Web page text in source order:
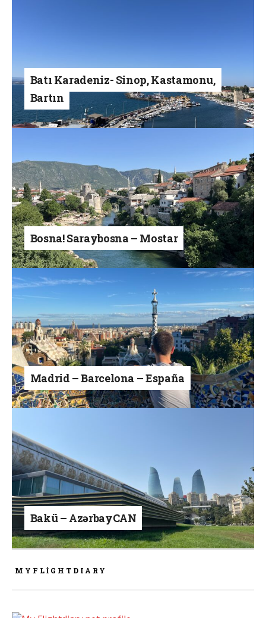
Batı Karadeniz- Sinop, Kastamonu,
Bartın
Bosna! Saraybosna – Mostar
Madrid – Barcelona – España
Bakü – AzərbayCAN
MYFLIGHTDIARY